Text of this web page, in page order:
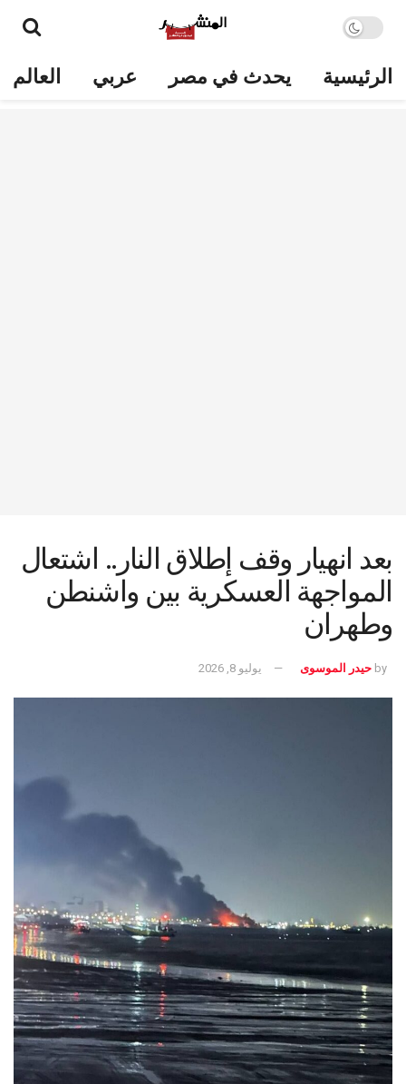
الرئيسية يحدث في مصر عربي العالم
بعد انهيار وقف إطلاق النار.. اشتعال
المواجهة العسكرية بين واشنطن
وطهران
by حيدر الموسوى يوليو 8, 2026